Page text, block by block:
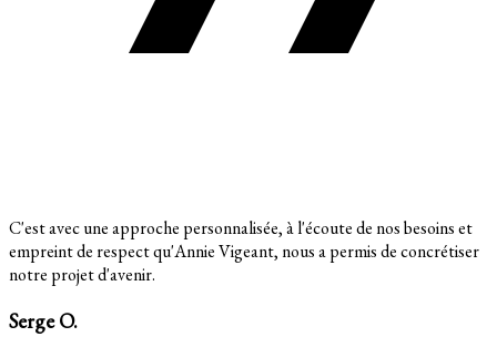
C'est avec une approche personnalisée, à l'écoute de nos besoins et
empreint de respect qu'Annie Vigeant, nous a permis de concrétiser
notre projet d'avenir.
Serge O.